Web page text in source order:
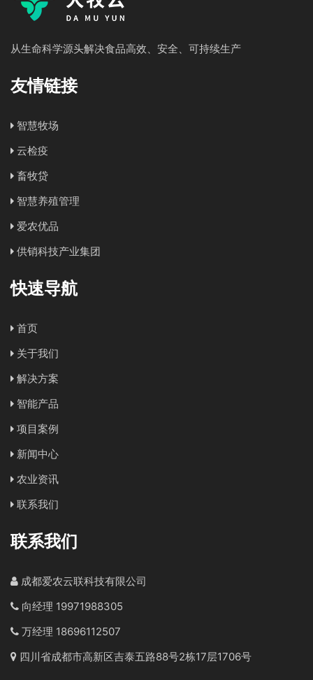
从生命科学源头解决食品高效、安全、可持续生产
友情链接
智慧牧场
云检疫
畜牧贷
智慧养殖管理
爱农优品
供销科技产业集团
快速导航
首页
关于我们
解决方案
智能产品
项目案例
新闻中心
农业资讯
联系我们
联系我们
成都爱农云联科技有限公司
向经理 19971988305
万经理 18696112507
四川省成都市高新区吉泰五路88号2栋17层1706号